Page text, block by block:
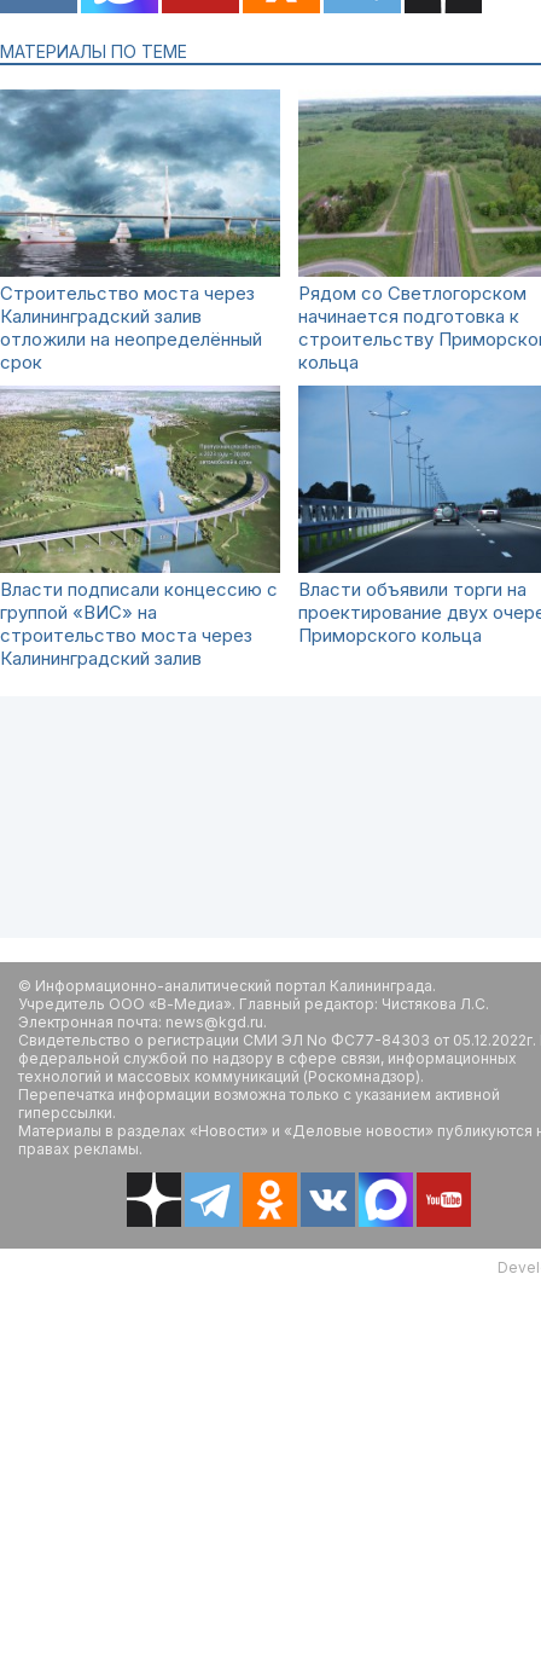
МАТЕРИАЛЫ ПО ТЕМЕ
Строительство моста через
Калининградский залив
отложили на неопределённый
срок
Рядом со Светлогорском
начинается подготовка к
строительству
кольца
Власти подписали концессию с
группой «ВИС» на
строительство моста через
Калининградский залив
Власти объявили торги на
проектирование двух
Приморского кольца
© Информационно-аналитический портал Калининграда.
Учредитель ООО «В-Медиа». Главный редактор: Чистякова Л.С.
Электронная почта: news@kgd.ru.
Свидетельство о регистрации СМИ ЭЛ No ФС77-84303 от
федеральной службой по надзору в сфере связи, информационных
технологий и массовых коммуникаций (Роскомнадзор).
Перепечатка информации возможна только с указанием активной
гиперссылки.
Материалы в разделах «Новости» и «Деловые новости» публикуются
правах рекламы.